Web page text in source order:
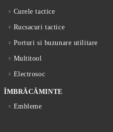
Curele tactice
Rucsacuri tactice
Porturi si buzunare utilitare
Multitool
Electrosoc
ÎMBRĂCĂMINTE
Embleme